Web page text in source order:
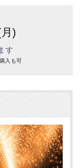
)
す
入も可